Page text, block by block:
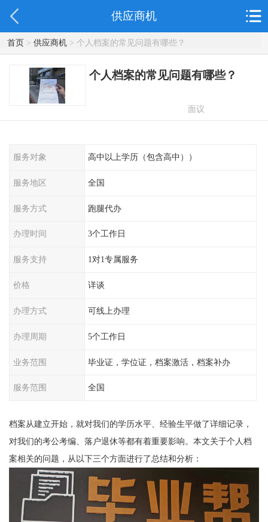
供应商机
首页> 供应商机> 个人档案的常见问题有哪些？
个人档案的常见问题有哪些？
面议
服务对象 高中以上学历（包含高中））
服务地区 全国
服务方式 跑腿代办
办理时间 3个工作日
服务支持 1对1专属服务
价格 详谈
办理方式 可线上办理
办理周期 5个工作日
业务范围 毕业证，学位证，档案激活，档案补办
服务范围 全国
档案从建立开始，就对我们的学历水平、经验生平做了详细记录，
对我们的考公考编、落户退休等都有着重要影响。本文关于个人档
案相关的问题，从以下三个方面进行了总结和分析：